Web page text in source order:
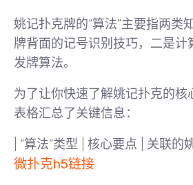
姚记扑克牌的“算法”主要指两类
牌背面的记号识别技巧，二是计
发牌算法。
为了让你快速了解姚记扑克的核
表格汇总了关键信息：
| “算法”类型 | 核心要点 | 关联的
微扑克h5链接